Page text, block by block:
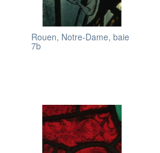
Rouen, Notre-Dame, baie
7b